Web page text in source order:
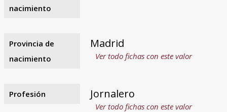
nacimiento
Provincia de
nacimiento
Madrid
Ver todo fichas con este valor
Profesión Jornalero
Ver todo fichas con este valor